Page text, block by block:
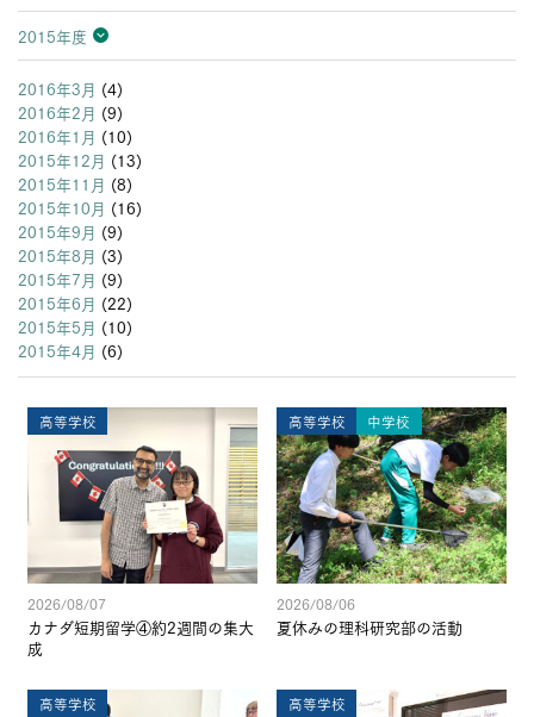
2015年度
2026年度
2025年度
2024年度
2023年度
2022年度
2021年度
2020年度
2019年度
2018年度
2017年度
2016年度
2015年度
2014年度
2013年度
2016年3月 (4)
2016年2月 (9)
2016年1月 (10)
2015年12月 (13)
2015年11月 (8)
2015年10月 (16)
2015年9月 (9)
2015年8月 (3)
2015年7月 (9)
2015年6月 (22)
2015年5月 (10)
2015年4月 (6)
高等学校
2026/08/07
カナダ短期留学④約2週間の集大
成
高等学校 中学校
2026/08/06
夏休みの理科研究部の活動
高等学校 高等学校